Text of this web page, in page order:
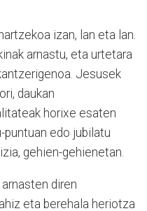
izan, lan eta lan.
arnastu, eta urtetara
Jesusek
daukan
horixe esaten
puntuan edo jubilatu
gehien-gehienetan.
diren
eta berehala heriotza